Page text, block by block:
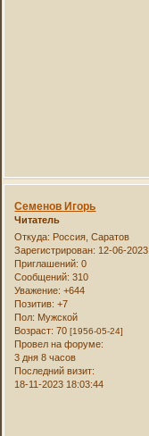
Семенов Игорь
Читатель
Откуда: Россия, Саратов
Зарегистрирован: 12-06-2023
Приглашений: 0
Сообщений: 310
Уважение: +644
Позитив: +7
Пол: Мужской
Возраст: 70[1956-05-24]
Провел на форуме:
3 дня 8 часов
Последний визит:
18-11-2023 18:03:44